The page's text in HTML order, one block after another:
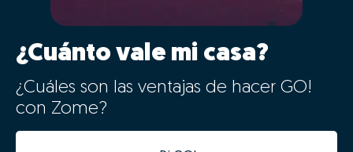
¿Cuánto vale mi casa?
¿Cuáles son las ventajas de hacer GO!
con Zome?